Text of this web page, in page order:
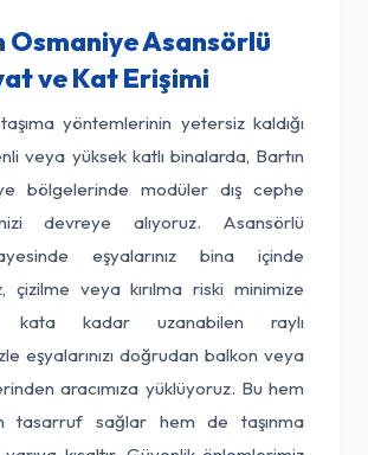
Osmaniye Asansörlü
ve Kat Erişimi
yöntemlerinin yetersiz kaldığı
veya yüksek katlı binalarda, Bartın
bölgelerinde modüler dış cephe
devreye alıyoruz. Asansörlü
eşyalarınız bina içinde
çizilme veya kırılma riski minimize
kata kadar uzanabilen raylı
eşyalarınızı doğrudan balkon veya
aracımıza yüklüyoruz. Bu hem
tasarruf sağlar hem de taşınma